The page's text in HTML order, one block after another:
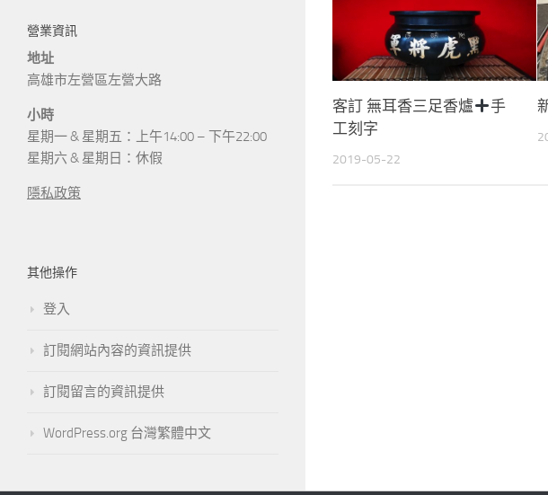
客訂 無耳香三足香爐
手
工刻字
2019-05-22
營業資訊
地址
高雄市左營區左營大路
小時
星期一 & 星期五：上午14:00 – 下午22:00
星期六 & 星期日：休假
隱私政策
其他操作
登入
訂閱網站內容的資訊提供
訂閱留言的資訊提供
WordPress.org 台灣繁體中文